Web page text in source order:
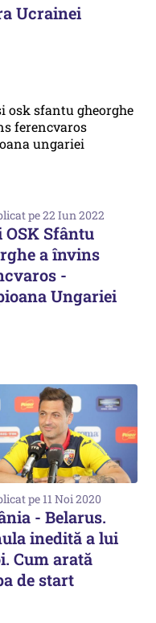
Ucrainei
pe 22 Iun 2022
OSK Sfântu
a învins
-
Ungariei
pe 11 Noi 2020
- Belarus.
inedită a lui
Cum arată
de start